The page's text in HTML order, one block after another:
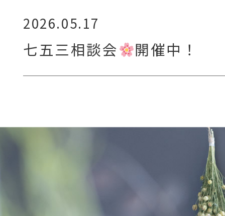
2026.05.17
七五三相談会 開催中！